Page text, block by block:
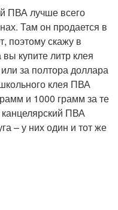
ПВА лучше всего
Там он продается в
поэтому скажу в
купите литр клея
за полтора доллара
клея ПВА
и 1000 грамм за те
ПВА
– у них один и тот же